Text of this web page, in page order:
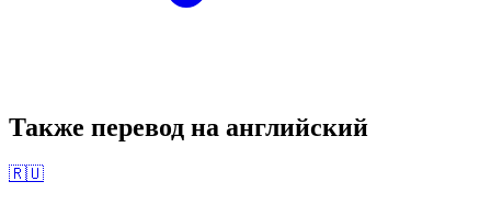
Также перевод на английский
🇷🇺